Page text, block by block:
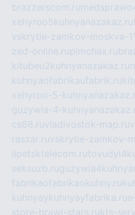
brazzerscom.ru
xehyroo5kuhnyanazakaz.ru
vskrytie-zamkov-moskva-
zed-online.rupimchax.ru
kitubeu2kuhnyanazakaz.ru
kuhnyaofabrikaufabrik.ru
xehyroo-5-
guzywia-4-
cs68.ruvladivostok-map.ru
raszar.ruvskrytie-zamkov-
lipetsktelecom.ru
seksuzb.ru
fabrikaofabrikaokuhny.ru
kuhnyaykuhnyayfabrika.ru
store-brawl-stars.rukts-